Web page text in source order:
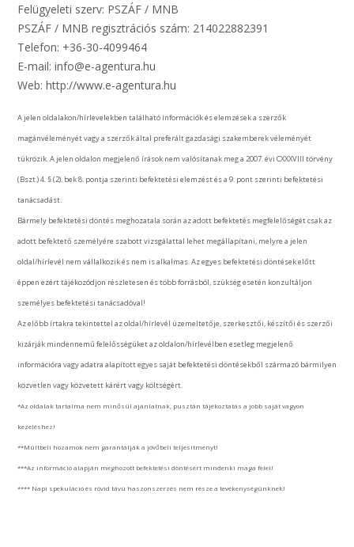
Felügyeleti szerv: PSZÁF / MNB
PSZÁF / MNB regisztrációs szám: 214022882391
Telefon: +36-30-4099464
E-mail: info@e-agentura.hu
Web: http://www.e-agentura.hu
A jelen oldalakon/hírlevelekben található információk és elemzések a szerzők
magánvéleményét vagy a szerzők által preferált gazdasági szakemberek véleményét
tükrözik. A jelen oldalon megjelenő írások nem valósítanak meg a 2007. évi CXXXVIII törvény
(Bszt.) 4. § (2). bek 8. pontja szerinti befektetési elemzést és a 9. pont szerinti befektetési
tanácsadást.
Bármely befektetési döntés meghozatala során az adott befektetés megfelelőségét csak az
adott befektető személyére szabott vizsgálattal lehet megállapítani, melyre a jelen
oldal/hírlevél nem vállalkozik és nem is alkalmas. Az egyes befektetési döntések előtt
éppen ezért tájékozódjon részletesen és több forrásból, szükség esetén konzultáljon
személyes befektetési tanácsadóval!
Az előbb írtakra tekintettel az oldal/hírlevél üzemeltetője, szerkesztői, készítői és szerzői
kizárják mindennemű felelősségüket az oldalon/hírlevélben esetleg megjelenő
információra vagy adatra alapított egyes saját befektetési döntésekből származó bármilyen
közvetlen vagy közvetett kárért vagy költségért.
*Az oldalak tartalma nem minősül ajánlatnak, pusztán tájékoztatás a jobb saját vagyon
kezeléshez!
**Múltbeli hozamok nem garantálják a jövőbeli teljesítményt!
***Az információ alapján meghozott befektetési döntésért mindenki maga felel!
**** Napi spekuláció és rövid távú haszonszerzés nem része a tevékenységünknek!